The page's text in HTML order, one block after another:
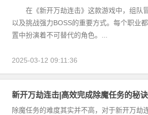
在《新开万劫连击》这款游戏中，组队
以及挑战强力BOSS的重要方式。每个职业
置中扮演着不可替代的角色。...
2025-03-12 09:11:36
新开万劫连击|高效完成除魔任务的秘诀
除魔任务的难度其实并不高，对于新开万劫